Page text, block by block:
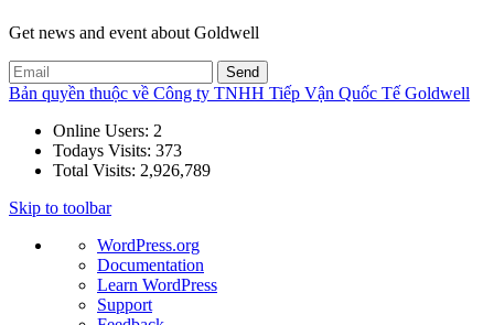
Get news and event about Goldwell
Bản quyền thuộc về Công ty TNHH Tiếp Vận Quốc Tế Goldwell
Online Users: 2
Todays Visits: 373
Total Visits: 2,926,789
Skip to toolbar
About
WordPress
WordPress.org
Documentation
Learn WordPress
Support